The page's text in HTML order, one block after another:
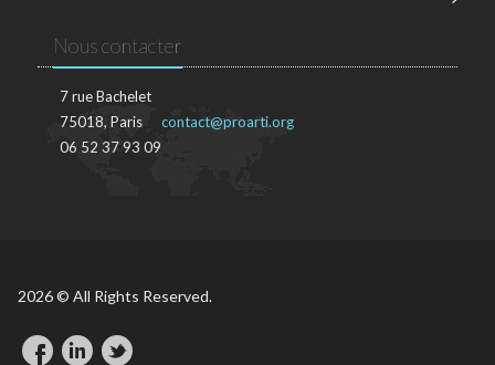
Nous contacter
7 rue Bachelet
75018, Paris
06 52 37 93 09
contact@proarti.org
2026 © All Rights Reserved.